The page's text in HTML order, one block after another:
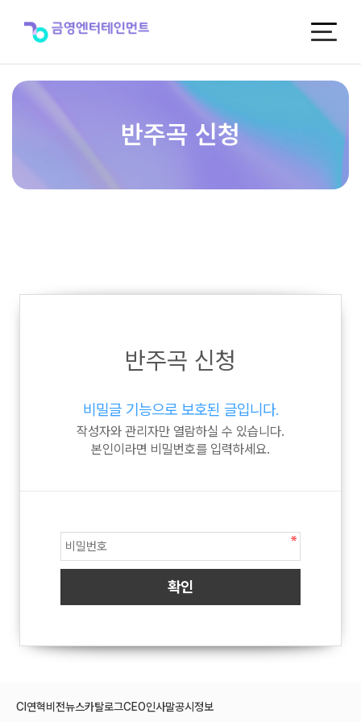
반주곡 신청
반주곡 신청
비밀글 기능으로 보호된 글입니다.
작성자와 관리자만 열람하실 수 있습니다.
본인이라면 비밀번호를 입력하세요.
CI 연혁비전뉴스카탈로그CEO인사말공시정보